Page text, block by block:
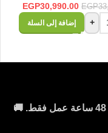
EGP
EGP30,990.00
+ إضافة إلى السلة